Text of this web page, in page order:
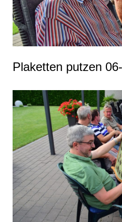
Plaketten putzen